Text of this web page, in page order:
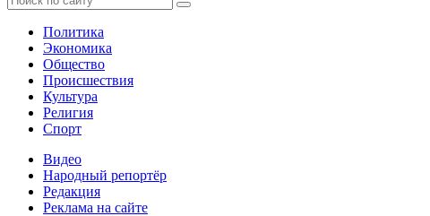
Политика
Экономика
Общество
Происшествия
Культура
Религия
Спорт
Видео
Народный репортёр
Редакция
Реклама на сайте